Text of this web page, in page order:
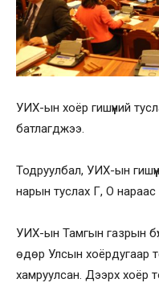
УИХ-ын хоёр гишүүний
батлагджээ.
Тодруулбал, УИХ-ын
нарын туслах Г, О нараас
УИХ-ын Тамгын газрын
өдөр Улсын хоёрдугаар
хамруулсан. Дээрх хоёр